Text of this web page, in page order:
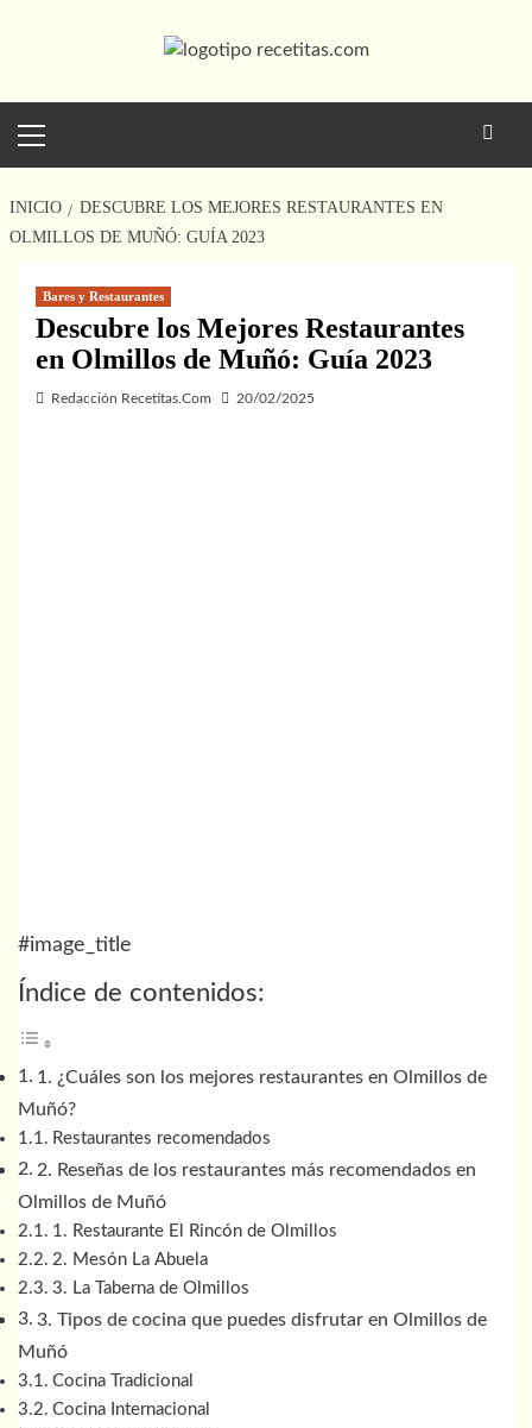
principal
INICIO
DESCUBRE LOS MEJORES RESTAURANTES EN
OLMILLOS DE MUÑÓ: GUÍA 2023
Bares y Restaurantes
Descubre los Mejores Restaurantes
en Olmillos de Muñó: Guía 2023
Redacción Recetitas.Com 20/02/2025
#image_title
Índice de contenidos:
1. ¿Cuáles son los mejores restaurantes en Olmillos de
Muñó?
Restaurantes recomendados
2. Reseñas de los restaurantes más recomendados en
Olmillos de Muñó
1. Restaurante El Rincón de Olmillos
2. Mesón La Abuela
3. La Taberna de Olmillos
3. Tipos de cocina que puedes disfrutar en Olmillos de
Muñó
Cocina Tradicional
Cocina Internacional